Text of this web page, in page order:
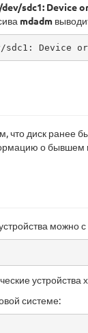
sdc1: Device
mdadm
sdc1: Device
что диск ранее
о бывшем
системе: